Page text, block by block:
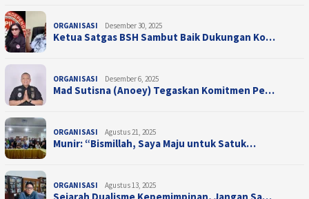
ORGANISASI Desember 30, 2025
Ketua Satgas BSH Sambut Baik Dukungan Ko…
ORGANISASI Desember 6, 2025
Mad Sutisna (Anoey) Tegaskan Komitmen Pe…
ORGANISASI Agustus 21, 2025
Munir: “Bismillah, Saya Maju untuk Satuk…
ORGANISASI Agustus 13, 2025